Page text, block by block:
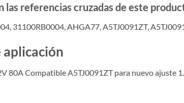
las referencias cruzadas de este
31100RB0004, AHGA77, A5TJ0091ZT,
aplicación
80A Compatible A5TJ0091ZT para nuevo ajuste